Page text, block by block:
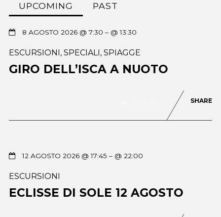
UPCOMING PAST
8 AGOSTO 2026 @ 7:30 – @ 13:30
ESCURSIONI, SPECIALI, SPIAGGE
GIRO DELL’ISCA A NUOTO
SHARE
12 AGOSTO 2026 @ 17:45 – @ 22:00
ESCURSIONI
ECLISSE DI SOLE 12 AGOSTO